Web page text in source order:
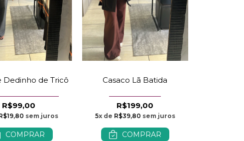
Dedinho de Tricô
R$99,00
sem juros
COMPRAR
Casaco Lã Batida
R$199,00
5x de R$39,80 sem juros
COMPRAR